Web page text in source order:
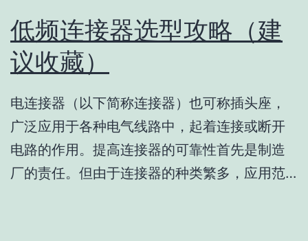
低频连接器选型攻略（建
议收藏）
电连接器（以下简称连接器）也可称插头座，
广泛应用于各种电气线路中，起着连接或断开
电路的作用。提高连接器的可靠性首先是制造
厂的责任。但由于连接器的种类繁多，应用范…